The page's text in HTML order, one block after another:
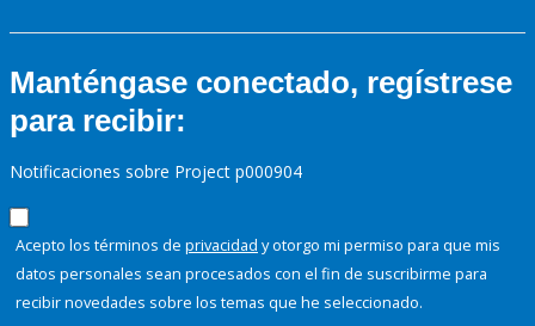
Manténgase conectado, regístrese
para recibir:
Notificaciones sobre Project p000904
Acepto los términos de privacidad y otorgo mi permiso para que mis
datos personales sean procesados con el fin de suscribirme para
recibir novedades sobre los temas que he seleccionado.